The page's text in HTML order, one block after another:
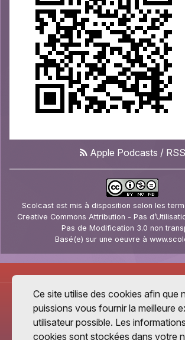
Apple Podcasts / RSS
Scolcast est mis à disposition selon les
Creative Commons Attribution - Pas
Pas de Modification 3.0 non
Basé(e) sur une oeuvre à
Ce site utilise des cookies afin que
puissions vous fournir la meilleure
utilisateur possible. Les
cookies sont stockées dans votre